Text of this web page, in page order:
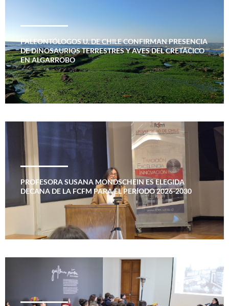
PALEONTÓLOGOS U. DE CHILE CONFIRMAN PRESENCIA
DE DINOSAURIOS TERRESTRES Y AVES DEL CRETÁCICO
EN ALGARROBO
PROFESORA SUSANA MONDSCHEIN ES ELEGIDA
DECANA DE LA FCFM PARA EL PERÍODO 2026-2030